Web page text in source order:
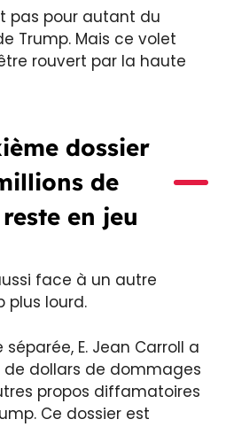
pas pour autant du
Trump. Mais ce volet
rouvert par la haute
dossier
de
en jeu
face à un autre
plus lourd.
E. Jean Carroll a
de dollars de dommages
propos diffamatoires
Ce dossier est